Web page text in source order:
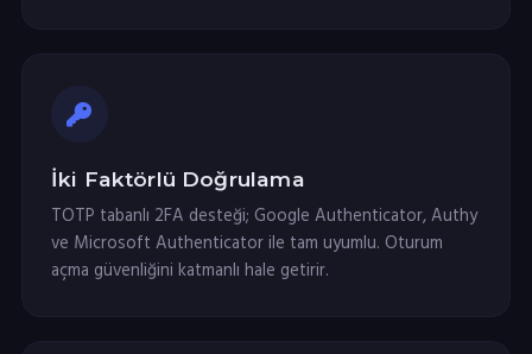
İki Faktörlü Doğrulama
TOTP tabanlı 2FA desteği; Google Authenticator, Authy
ve Microsoft Authenticator ile tam uyumlu. Oturum
açma güvenliğini katmanlı hale getirir.